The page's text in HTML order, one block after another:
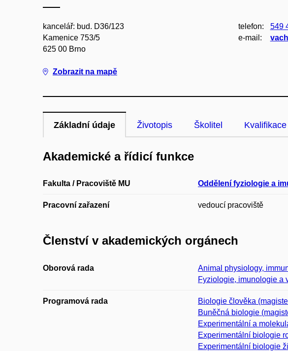
kancelář: bud. D36/123
Kamenice 753/5
625 00 Brno
Zobrazit na mapě
telefon: 549
e‑mail:
Základní údaje Životopis Školitel Kvalifikace
Akademické a řídicí funkce
Fakulta / Pracoviště MU Oddělení fyziologie a
Pracovní zařazení vedoucí pracoviště
Členství v akademických orgánech
Oborová rada
Animal physiology,
Fyziologie, imunologie a
Programová rada
Biologie člověka
Buněčná biologie
Experimentální a
Experimentální biologie
Experimentální biologie